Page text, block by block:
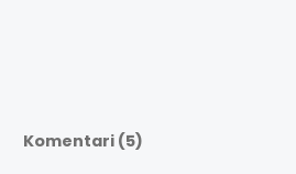
Komentari (5)